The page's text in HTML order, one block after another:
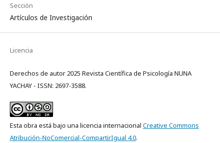
Sección
Artículos de Investigación
Licencia
Derechos de autor 2025 Revista Científica de Psicología NUNA
YACHAY - ISSN: 2697-3588.
Esta obra está bajo una licencia internacional Creative Commons
Atribución-NoComercial-CompartirIgual 4.0.